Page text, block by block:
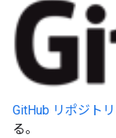
GitHub リポジトリ
る。